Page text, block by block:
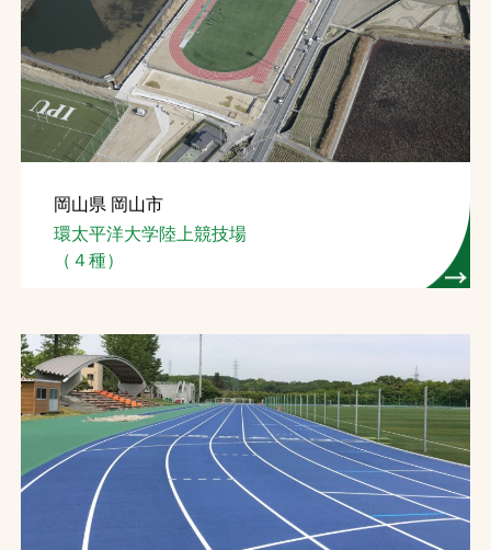
岡山県 岡山市
環太平洋大学陸上競技場
（４種）